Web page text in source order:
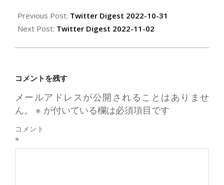
Previous Post: Twitter Digest 2022-10-31
Next Post: Twitter Digest 2022-11-02
コメントを残す
メールアドレスが公開されることはありませ
ん。
※ が付いている欄は必須項目です
コメント
※